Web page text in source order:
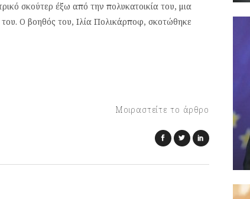
σκούτερ έξω από την πολυκατοικία του, μια
του. Ο βοηθός του, Ιλία Πολικάρποφ, σκοτώθηκε
Μοιραστείτε το άρθρο